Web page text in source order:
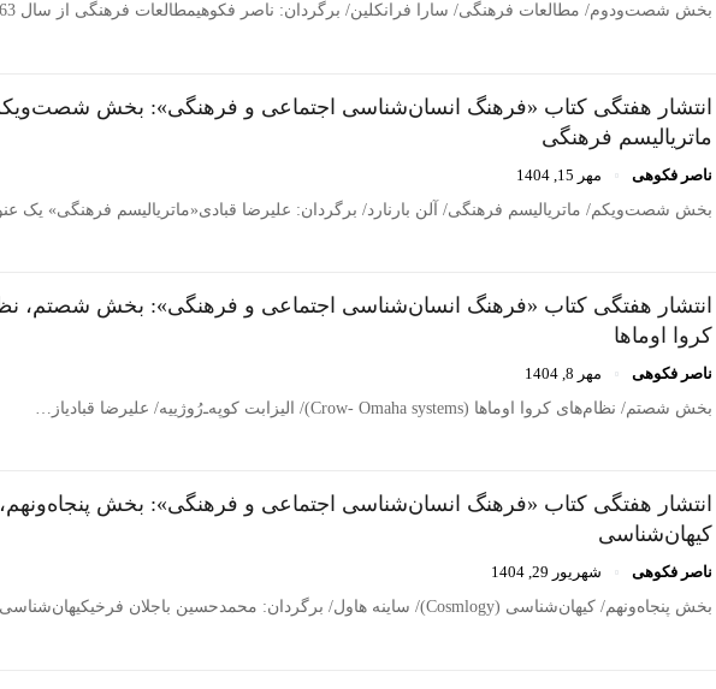
بخش شصت‌ودوم/ مطالعات فرهنگی/ سارا فرانکلین/ برگردان: ناصر فکوهیمطالعات فرهنگی از سال 1963 وارد…
انتشار هفتگی کتاب «فرهنگ انسان‌شناسی اجتماعی و فرهنگی»: بخش
ماتریالیسم فرهنگی
ناصر فکوهی
مهر 15, 1404
بخش شصت‌ویکم/ ماتریالیسم فرهنگی/ آلن بارنارد/ برگردان: علیرضا قبادی«ماتریالیسم فرهنگی» یک
انتشار هفتگی کتاب «فرهنگ انسان‌شناسی اجتماعی و فرهنگی»: بخش شصتم،
کروا اوماها
ناصر فکوهی
مهر 8, 1404
بخش شصتم/ نظام‌های کروا اوماها (Crow- Omaha systems)/ الیزابت کوپه‌ـ‌رُوژییه/ علیرضا قبادیاز…
انتشار هفتگی کتاب «فرهنگ انسان‌شناسی اجتماعی و فرهنگی»: بخش پنجاه‌ونهم،
کیهان‌شناسی
ناصر فکوهی
شهریور 29, 1404
بخش پنجاه‌ونهم/ كیهان‌شناسی (Cosmlogy)/ ساینه هاول/ برگردان: محمدحسین باجلان فرخیكیهان‌شناسی…